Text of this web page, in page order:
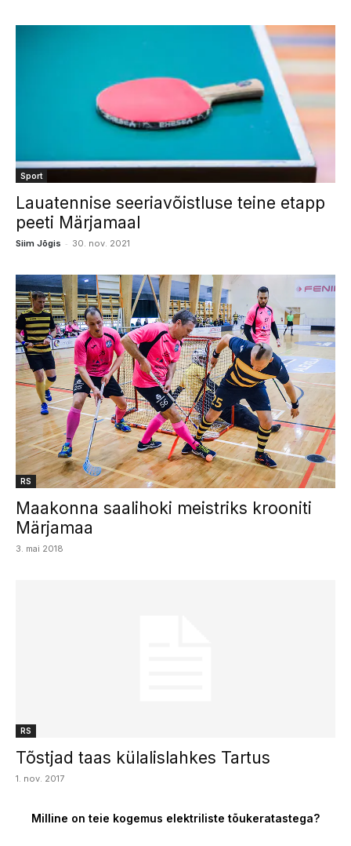
Sport
Lauatennise seeriavõistluse teine etapp
peeti Märjamaal
Siim Jõgis - 30. nov. 2021
RS
Maakonna saalihoki meistriks krooniti
Märjamaa
3. mai 2018
RS
Tõstjad taas külalislahkes Tartus
1. nov. 2017
Milline on teie kogemus elektriliste tõukeratastega?